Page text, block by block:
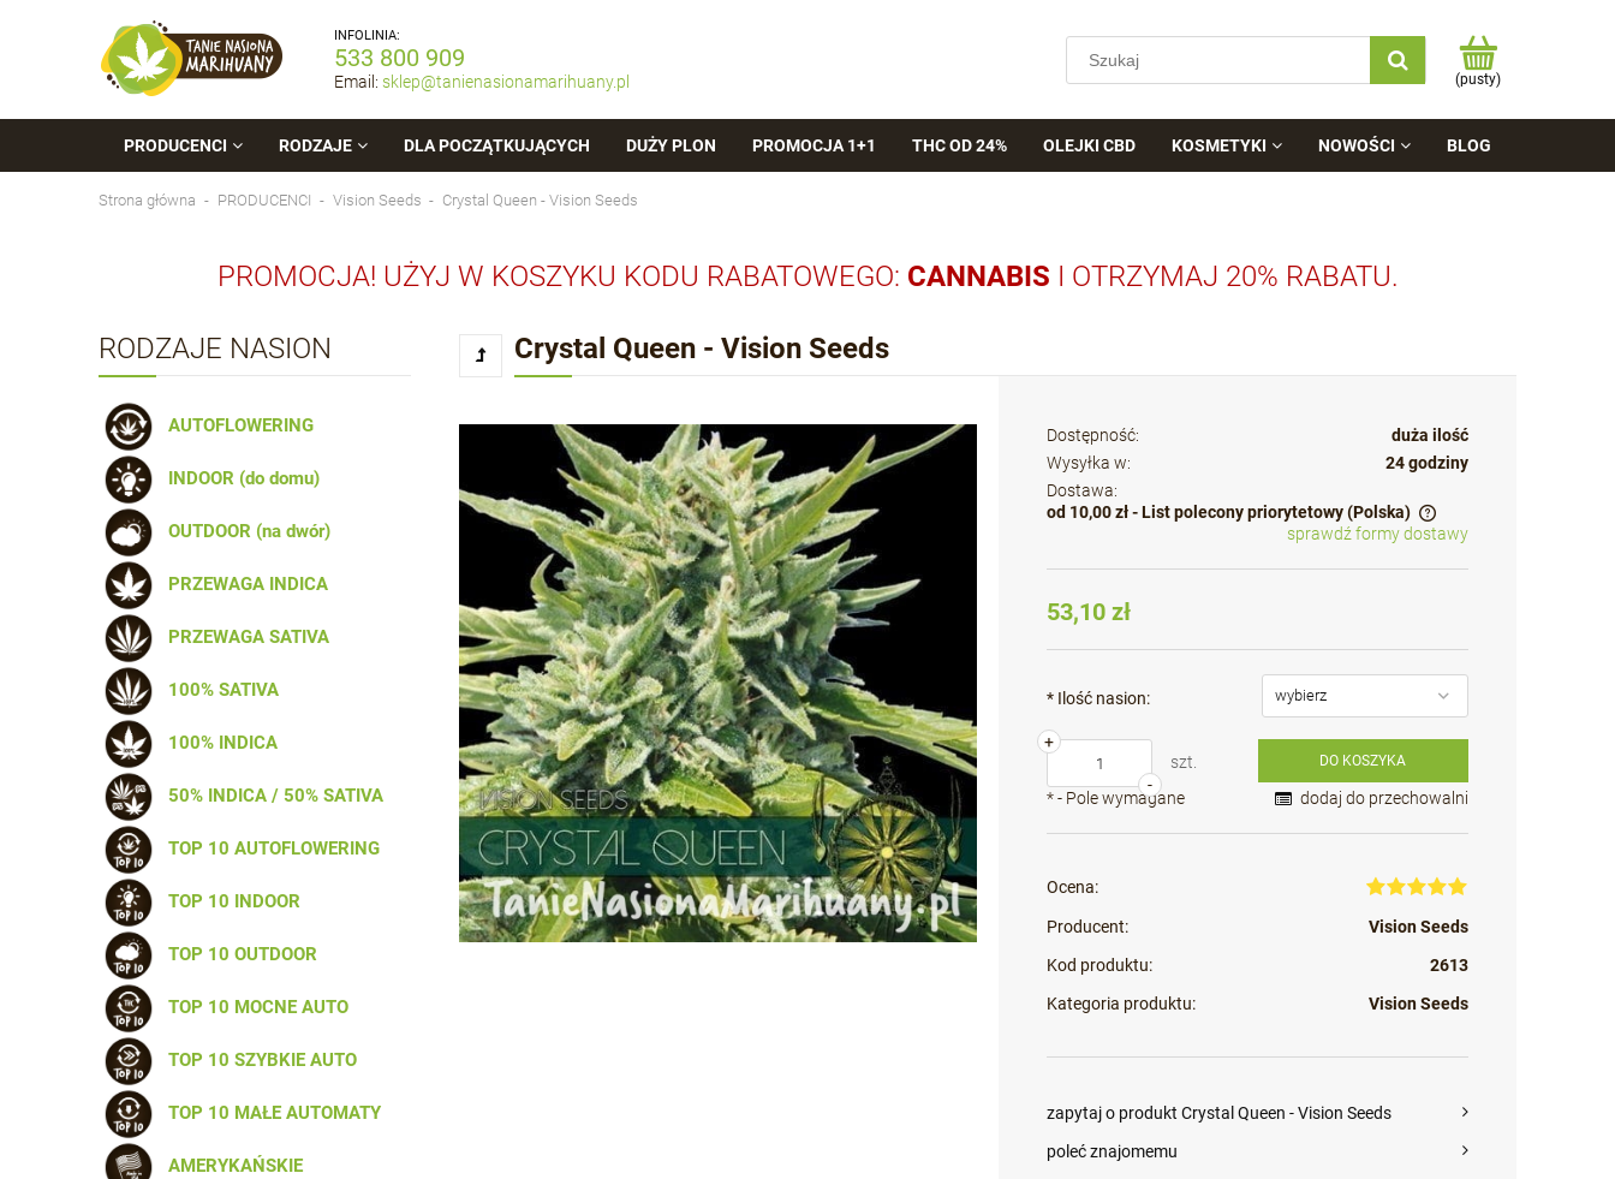
INFOLINIA:
533 800 909
Email: sklep@tanienasionamarihuany.pl (pusty)
PRODUCENCI RODZAJE DLA POCZĄTKUJĄCYCH DUŻY PLON PROMOCJA 1+1 THC OD 24% OLEJKI CBD KOSMETYKI NOWOŚCI BLOG
Strona główna PRODUCENCI Vision Seeds Crystal Queen - Vision Seeds
PROMOCJA! UŻYJ W KOSZYKU KODU RABATOWEGO: CANNABIS I OTRZYMAJ 20% RABATU.
RODZAJE NASION
AUTOFLOWERING
INDOOR (do domu)
OUTDOOR (na dwór)
PRZEWAGA INDICA
PRZEWAGA SATIVA
100% SATIVA
100% INDICA
50% INDICA / 50% SATIVA
TOP 10 AUTOFLOWERING
TOP 10 INDOOR
TOP 10 OUTDOOR
TOP 10 MOCNE AUTO
TOP 10 SZYBKIE AUTO
TOP 10 MAŁE AUTOMATY
AMERYKAŃSKIE
Crystal Queen - Vision Seeds
Dostępność:
duża ilość
Wysyłka w:
24 godziny
Dostawa:
od 10,00 zł - List polecony priorytetowy (Polska)
Cena nie zawiera ewentualnych kosztów
sprawdź formy dostawy
53,10 zł
* Ilość nasion:
-
+
szt.
DO KOSZYKA
dodaj do przechowalni
*- Pole wymagane
Ocena:
Producent:
Vision Seeds
Kod produktu:
2613
Kategoria produktu:
Vision Seeds
zapytaj o produkt Crystal Queen - Vision Seeds
poleć znajomemu